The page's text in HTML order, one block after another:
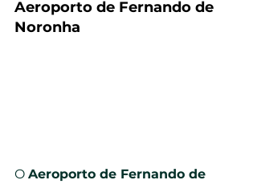
Aeroporto de Fernando de
Noronha
O Aeroporto de Fernando de